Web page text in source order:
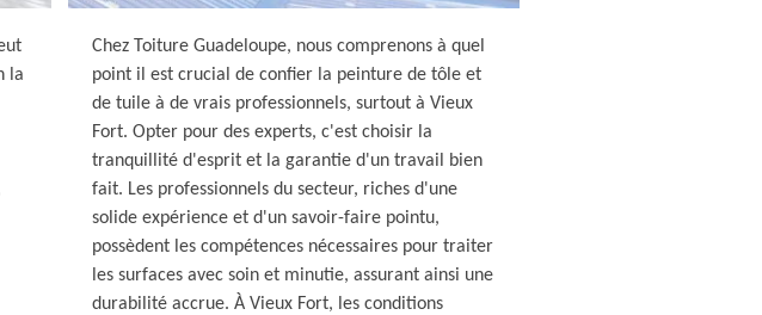
la
Chez Toiture Guadeloupe, nous comprenons à quel
point il est crucial de confier la peinture de tôle et
de tuile à de vrais professionnels, surtout à Vieux
Fort. Opter pour des experts, c'est choisir la
tranquillité d'esprit et la garantie d'un travail bien
fait. Les professionnels du secteur, riches d'une
solide expérience et d'un savoir-faire pointu,
possèdent les compétences nécessaires pour traiter
les surfaces avec soin et minutie, assurant ainsi une
durabilité accrue. À Vieux Fort, les conditions